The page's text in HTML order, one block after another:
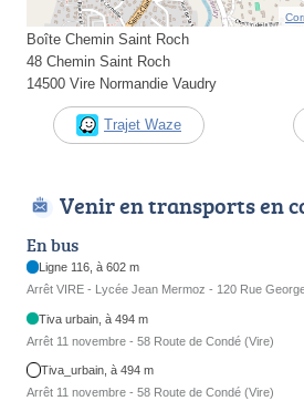
Boîte Chemin Saint Roch
48 Chemin Saint Roch
14500 Vire Normandie Vaudry
Trajet Waze
Venir en transports en
En bus
Ligne 116, à 602 m
Arrêt VIRE - Lycée Jean Mermoz - 120 Rue
Tiva urbain, à 494 m
Arrêt 11 novembre - 58 Route de Condé (Vire)
Tiva_urbain, à 494 m
Arrêt 11 novembre - 58 Route de Condé (Vire)